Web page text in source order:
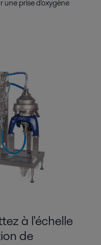
une prise d'oxygène
à l'échelle
de